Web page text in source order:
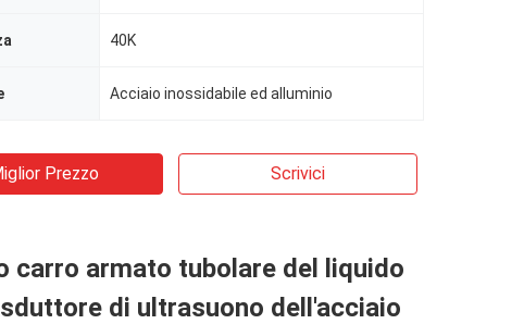
40K
Acciaio inossidabile ed alluminio
Prezzo Scrivici
carro armato tubolare del liquido
di ultrasuono dell'acciaio